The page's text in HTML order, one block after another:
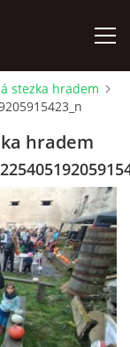
stezka hradem
hradem